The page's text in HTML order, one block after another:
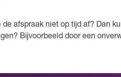
de afspraak niet op tijd af? Dan
Bijvoorbeeld door een